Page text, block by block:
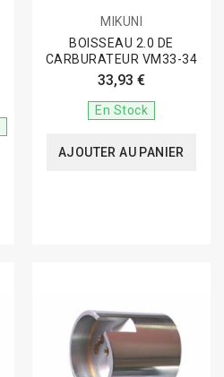
MIKUNI
BOISSEAU 2.0 DE
CARBURATEUR VM33-34
33,93 €
En Stock
AJOUTER AU PANIER